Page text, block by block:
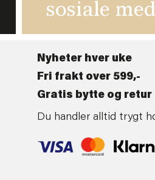
sosiale
Nyheter hver uke
Fri frakt over 599,-
Gratis bytte og
Du handler alltid trygt